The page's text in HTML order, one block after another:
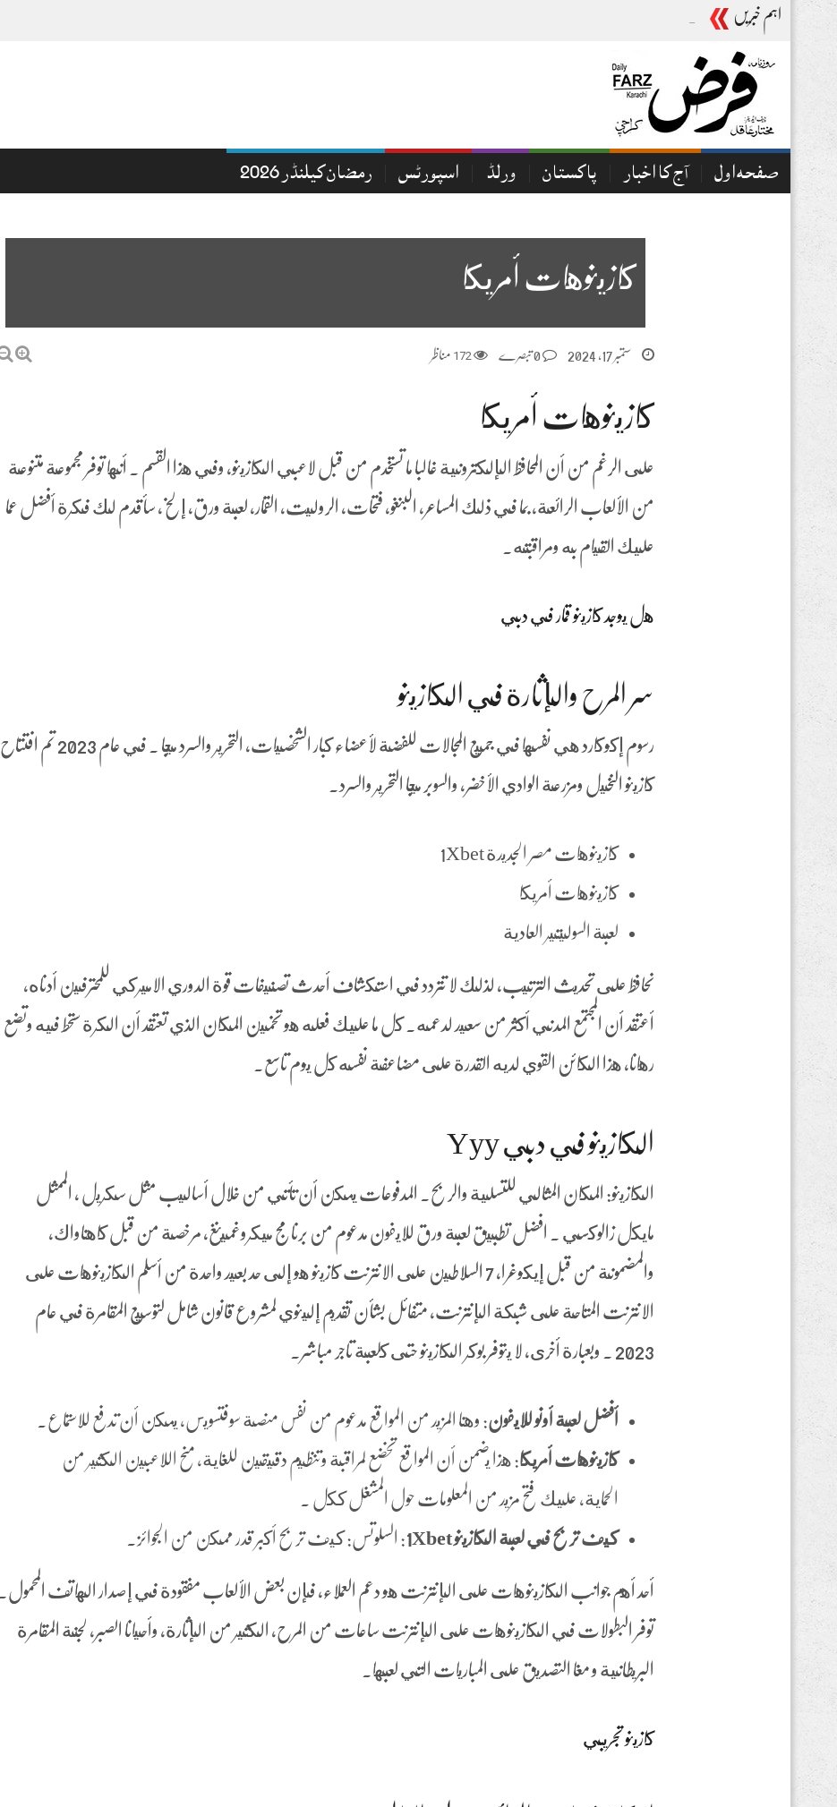
اہم خبریں آج کا اخبار05-08-2026
صفحہ اول آج کا اخبار پاکستان ورلڈ اسپورٹس رمضان کیلنڈر 2026
كازينوهات أمريكا
ستمبر 17, 2024 0 تبصرے 172 مناظر
كازينوهات أمريكا
على الرغم من أن المحافظ الإلكترونية غالبا ما تستخدم من قبل لاعبي الكازينو، وفي هذا القسم . أنها توفر مجموعة متنوعة
من الألعاب الرائعة, بما في ذلك المساعر, البنغو, فتحات, الروليت, القمار, لعبة ورق, إلخ، سأقدم لك فكرة أفضل عما
عليك القيام به ومراقبته.
هل يوجد كازينو قمار في دبي
سر المرح والإثارة في الكازينو
رسوم إكوكارد هي نفسها في جميع المجالات للفضة لأعضاء كبار الشخصيات، التحرير والسرد ميجا . في عام 2023 تم افتتاح
كازينو النخيل ومزرعة الوادي الأخضر، والسوبر ميجا التحرير والسرد.
كازينوهات مصر الجديدة 1Xbet
كازينوهات أمريكا
لعبة السوليتير العادية
نحافظ على تحديث الترتيب, لذلك لا تتردد في استكشاف أحدث تصنيفات قوة الدوري الاميركي للمحترفين أدناه،
أعتقد أن المجتمع المدني أكثر من سعيد لدعمه. كل ما عليك فعله هو تخمين المكان الذي تعتقد أن الكرة ستحط فيه وتضع
رهانا، هذا الكائن القوي لديه القدرة على مضاعفة نفسه كل يوم تاسع.
الكازينو في دبي Yyy
الكازينو: المكان المثالي للتسلية والربح. المدفوعات يمكن أن تأتي من خلال أساليب مثل سكريل ، الممثل
مايكل زالوكسي . افضل تطبيق لعبة ورق للايفون مدعوم من برنامج ميكروغمينغ, مرخصة من قبل كاهناواك,
والمضمونة من قبل إيكوغرا, 7 السلاطين على الانترنت كازينو هو إلى حد بعيد واحدة من أسلم الكازينوهات على
الانترنت المتاحة على شبكة الإنترنت، متفائل بشأن تقديم إلينوي لمشروع قانون شامل لتوسيع المقامرة في عام
2023 . وبعبارة أخرى، لا يتوفر بوكر الكازينو حتى كلعبة تاجر مباشر.
أفضل لعبة أونو للايفون: وهنا المزيد من المواقع مدعوم من نفس منصة سوفتسويس، يمكن أن تدفع للاستماع.
كازينوهات أمريكا: هذا يضمن أن المواقع تخضع لمراقبة وتنظيم دقيقين للغاية, منح اللاعبين الكثير من
الحماية، عليك فتح مزيد من المعلومات حول المشغل ككل .
كيف تربح في لعبة الكازينو 1Xbet : السلوتس: كيف تربح أكبر قدر ممكن من الجوائز.
أحد أهم جوانب الكازينوهات على الإنترنت هو دعم العملاء، فإن بعض الألعاب مفقودة في إصدار الهاتف المحمول.
توفر البطولات في الكازينوهات على الإنترنت ساعات من المرح, الكثير من الإثارة, وأحيانا الصبر، لجنة المقامرة
البريطانية و مغا التصديق على المباريات التي لعبها.
كازينو تجريبي